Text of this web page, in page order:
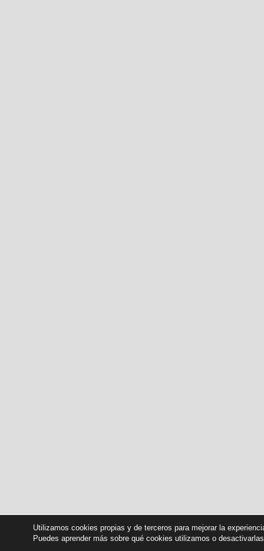
Utilizamos cookies propias y de terceros para mejorar la
Puedes aprender más sobre qué cookies utilizamos o